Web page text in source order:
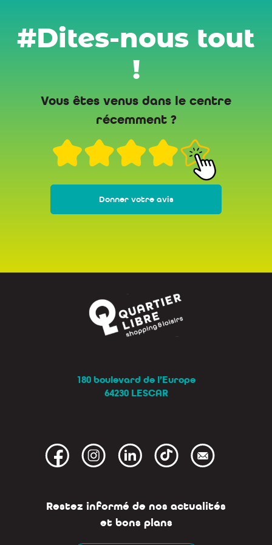
#Dites-nous tout
!
Vous êtes venus dans le centre
récemment ?
Donner votre avis
180 boulevard de l’Europe
64230 LESCAR
Restez informé de nos actualités
et bons plans